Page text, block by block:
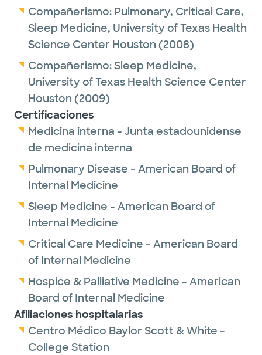
Compañerismo: Pulmonary, Critical Care,
Sleep Medicine, University of Texas Health
Science Center Houston (2008)
Compañerismo:Sleep Medicine,
University of Texas Health Science Center
Houston (2009)
Certificaciones
Medicina interna - Junta estadounidense
de medicina interna
Pulmonary Disease - American Board of
Internal Medicine
Sleep Medicine - American Board of
Internal Medicine
Critical Care Medicine - American Board
of Internal Medicine
Hospice & Palliative Medicine - American
Board of Internal Medicine
Afiliaciones hospitalarias
Centro Médico Baylor Scott & White -
College Station